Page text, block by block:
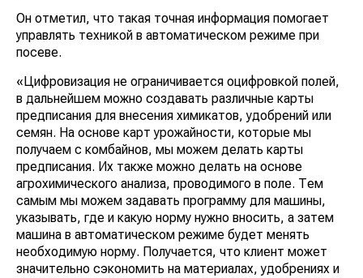
Он отметил, что такая точная информация помогает
управлять техникой в автоматическом режиме при
посеве.
«Цифровизация не ограничивается оцифровкой полей,
в дальнейшем можно создавать различные карты
предписания для внесения химикатов, удобрений или
семян. На основе карт урожайности, которые мы
получаем с комбайнов, мы можем делать карты
предписания. Их также можно делать на основе
агрохимического анализа, проводимого в поле. Тем
самым мы можем задавать программу для машины,
указывать, где и какую норму нужно вносить, а затем
машина в автоматическом режиме будет менять
необходимую норму. Получается, что клиент может
значительно сэкономить на материалах, удобрениях и